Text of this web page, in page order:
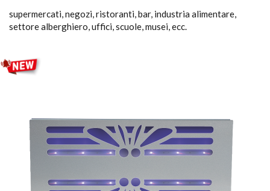
supermercati, negozi, ristoranti, bar, industria alimentare,
settore alberghiero, uffici, scuole, musei, ecc.